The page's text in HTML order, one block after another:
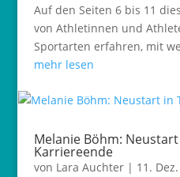
Auf den Seiten 6 bis 11
von Athletinnen und
Sportarten erfahren, mit
mehr lesen
Melanie Böhm:
Karriereende
von Lara Auchter| 11.